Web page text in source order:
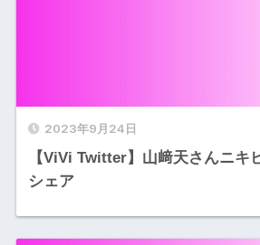
2023年9月24日
【ViVi Twitter】山﨑天さんニキ
シェア